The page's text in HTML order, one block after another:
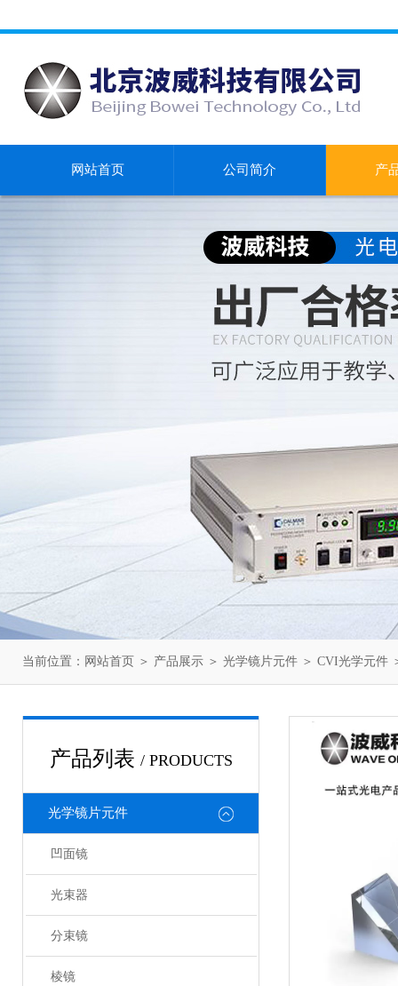
网站首页 公司简介 产
当前位置： 网站首页 ＞ 产品展示 ＞ 光学镜片元件 ＞ CVI光学元件
产品列表 / PRODUCTS
光学镜片元件
凹面镜
光束器
分束镜
棱镜